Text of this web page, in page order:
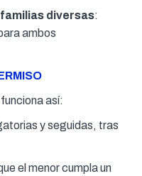
diversas:
ambos
así:
y seguidas, tras
el menor cumpla un